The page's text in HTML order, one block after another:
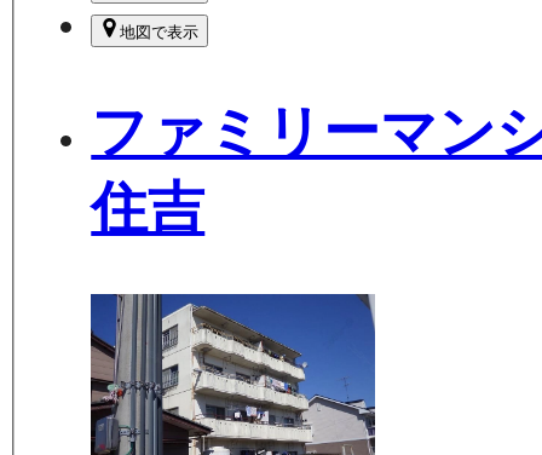
地図で表示
ファミリーマン
住吉